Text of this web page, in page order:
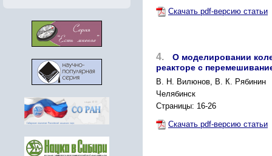
Скачать pdf-версию статьи
4.
О моделировании
реакторе с
В. Н. Вилюнов, В. К. Рябинин
Челябинск
Страницы: 16-26
Скачать pdf-версию статьи